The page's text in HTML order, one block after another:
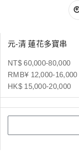
元-清 蓮花多寶串
NT$ 60,000-80,000
RMB¥ 12,000-16,000
HK$ 15,000-20,000